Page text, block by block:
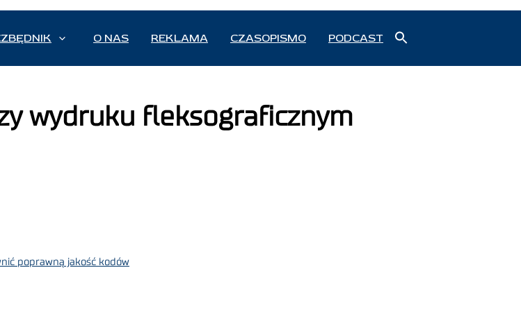
O NAS REKLAMA CZASOPISMO PODCAST
wydruku fleksograficznym
poprawną jakość kodów